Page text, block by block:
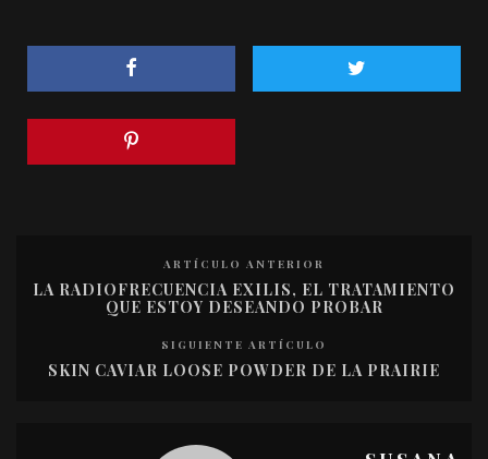
ARTÍCULO ANTERIOR
LA RADIOFRECUENCIA EXILIS, EL TRATAMIENTO
QUE ESTOY DESEANDO PROBAR
SIGUIENTE ARTÍCULO
SKIN CAVIAR LOOSE POWDER DE LA PRAIRIE